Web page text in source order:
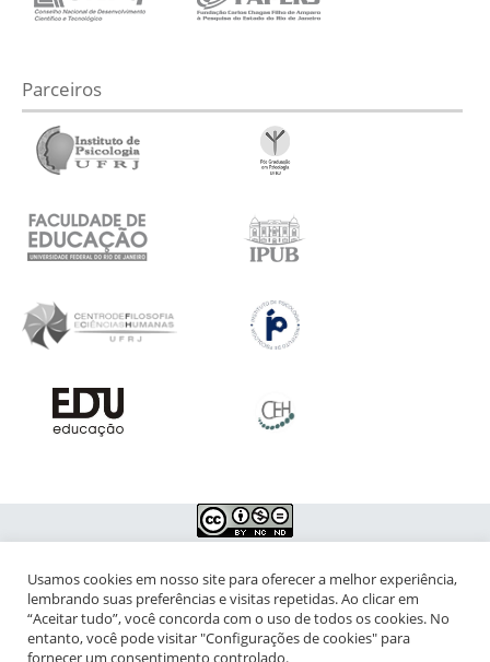
Parceiros
NIPIAC – Núcleo Interdisciplinar de Pesquisa para a Infância e
Adolescência Contemporâneas
Universidade Federal do Rio de Janeiro - Campus da Praia Vermelha
Usamos cookies em nosso site para oferecer a melhor experiência,
lembrando suas preferências e visitas repetidas. Ao clicar em
“Aceitar tudo”, você concorda com o uso de todos os cookies. No
entanto, você pode visitar "Configurações de cookies" para
fornecer um consentimento controlado.